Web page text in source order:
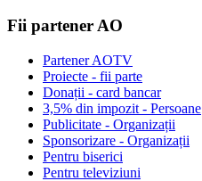
Fii partener AO
Partener AOTV
Proiecte - fii parte
Donații - card bancar
3,5% din impozit - Persoane
Publicitate - Organizații
Sponsorizare - Organizații
Pentru biserici
Pentru televiziuni